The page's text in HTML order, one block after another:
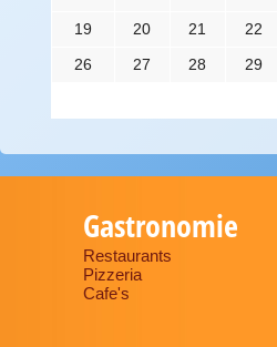
19
20 21 22
26
27 28 29
Gastronomie
Restaurants
Pizzeria
Cafe's